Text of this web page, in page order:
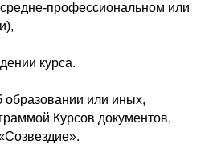
профессиональном или
курса.
образовании или иных,
Курсов документов,